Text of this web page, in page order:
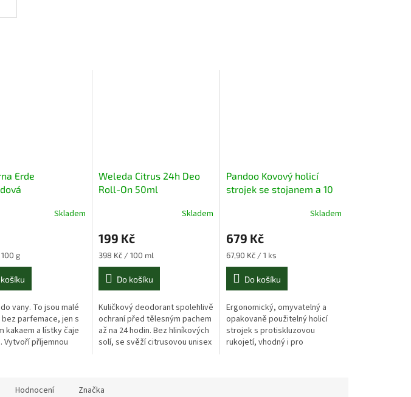
Erde
do koupele 25g
Skladem
g
vany. To jsou malé
parfemace, jen s
kakaem a lístky čaje
Vytvoří příjemnou
Weleda Citrus 24h Deo
Roll-On 50ml
Skladem
199 Kč
Měrná
cena:
398 Kč / 100 ml
Do košíku
Kuličkový deodorant spolehlivě
ochraní před tělesným pachem
až na 24 hodin. Bez hliníkových
solí, se svěží citrusovou unisex
Pandoo Kovový holicí
strojek se stojanem a 10
Skladem
679 Kč
Měrná
cena:
67,90 Kč / 1 ks
Do košíku
Ergonomický, omyvatelný a
opakovaně použitelný holicí
strojek s protiskluzovou
rukojetí, vhodný i pro
Hodnocení Značka